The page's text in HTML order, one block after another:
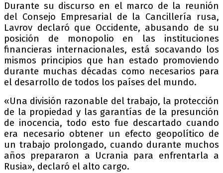
Durante su discurso en el marco de la reunión
del Consejo Empresarial de la Cancillería rusa,
Lavrov declaró que Occidente, abusando de su
posición de monopolio en las instituciones
financieras internacionales, está socavando los
mismos principios que han estado promoviendo
durante muchas décadas como necesarios para
el desarrollo de todos los países del mundo.
«Una división razonable del trabajo, la protección
de la propiedad y las garantías de la presunción
de inocencia, todo esto fue descartado cuando
era necesario obtener un efecto geopolítico de
un trabajo prolongado, cuando durante muchos
años prepararon a Ucrania para enfrentarla a
Rusia», declaró el alto cargo.